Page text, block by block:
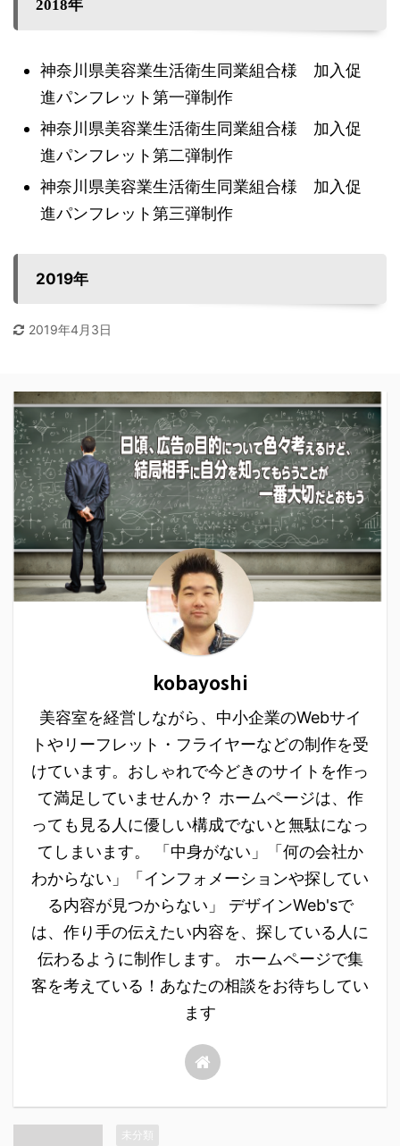
2018年
神奈川県美容業生活衛生同業組合様 加入促
進パンフレット第一弾制作
神奈川県美容業生活衛生同業組合様 加入促
進パンフレット第二弾制作
神奈川県美容業生活衛生同業組合様 加入促
進パンフレット第三弾制作
2019年
2019年4月3日
kobayoshi
美容室を経営しながら、中小企業のWebサイ
トやリーフレット・フライヤーなどの制作を受
けています。おしゃれで今どきのサイトを作っ
て満足していませんか？ ホームページは、作
っても見る人に優しい構成でないと無駄になっ
てしまいます。 「中身がない」「何の会社か
わからない」「インフォメーションや探してい
る内容が見つからない」 デザインWeb'sで
は、作り手の伝えたい内容を、探している人に
伝わるように制作します。 ホームページで集
客を考えている！あなたの相談をお待ちしてい
ます
未分類